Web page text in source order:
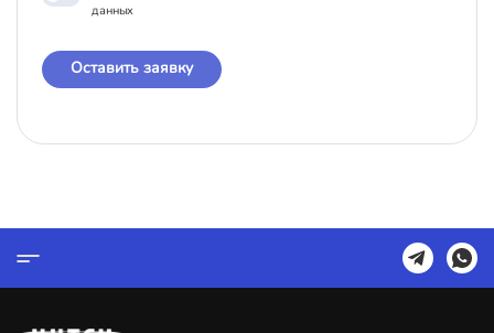
данных
Оставить заявку